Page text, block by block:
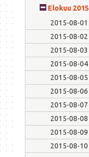
Elokuu 2015
2015-08-01
2015-08-02
2015-08-03
2015-08-04
2015-08-05
2015-08-06
2015-08-07
2015-08-08
2015-08-09
2015-08-10